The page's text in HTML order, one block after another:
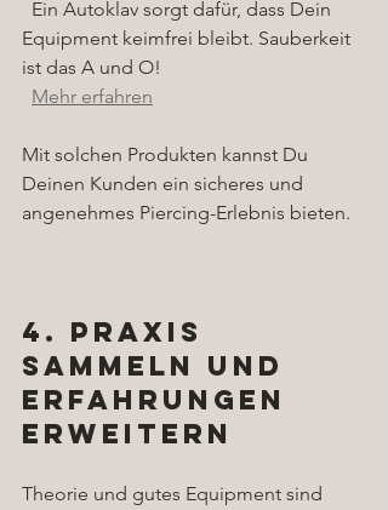
Equipment keimfrei bleibt. Sauberkeit
ist das A und O!
Mehr erfahren
Mit solchen Produkten kannst Du
Deinen Kunden ein sicheres und
angenehmes Piercing-Erlebnis bieten.
4. Praxis
sammeln und
Erfahrungen
erweitern
Theorie und gutes Equipment sind